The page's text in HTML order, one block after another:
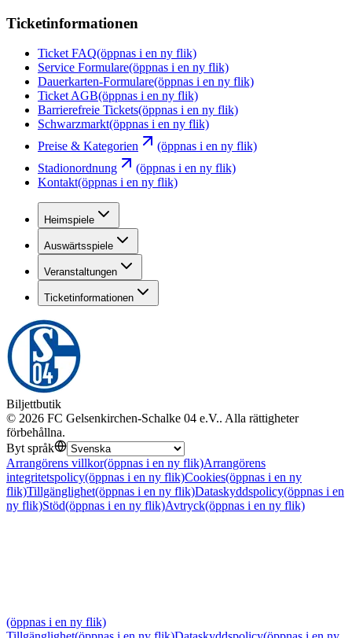
Ticketinformationen
Ticket FAQ(öppnas i en ny flik)
Service Formulare(öppnas i en ny flik)
Dauerkarten-Formulare(öppnas i en ny flik)
Ticket AGB(öppnas i en ny flik)
Barrierefreie Tickets(öppnas i en ny flik)
Schwarzmarkt(öppnas i en ny flik)
Preise & Kategorien
(öppnas i en ny flik)
Stadionordnung
(öppnas i en ny flik)
Kontakt(öppnas i en ny flik)
Heimspiele
Auswärtsspiele
Veranstaltungen
Ticketinformationen
Biljettbutik
© 2026 FC Gelsenkirchen-Schalke 04 e.V.. Alla rättigheter
förbehållna.
Byt språk
Arrangörens villkor(öppnas i en ny flik)Arrangörens
integritetspolicy(öppnas i en ny flik)Cookies(öppnas i en ny
flik)Tillgänglighet(öppnas i en ny flik)Dataskyddspolicy(öppnas i en
ny flik)Stöd(öppnas i en ny flik)Avtryck(öppnas i en ny flik)
(öppnas i en ny flik)